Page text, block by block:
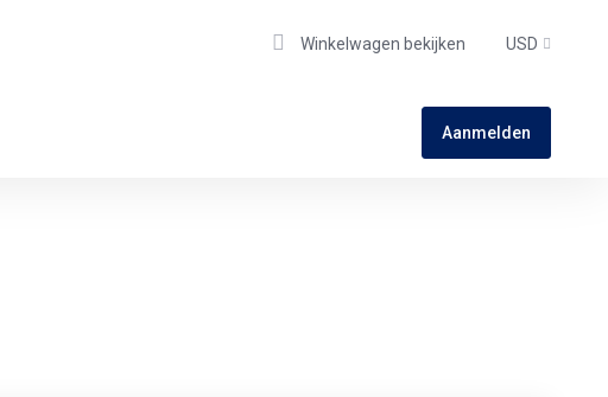
Winkelwagen bekijken USD
Aanmelden